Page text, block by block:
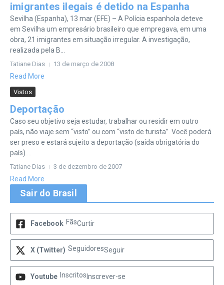
imigrantes ilegais é detido na Espanha
Sevilha (Espanha), 13 mar (EFE) – A Polícia espanhola deteve
em Sevilha um empresário brasileiro que empregava, em uma
obra, 21 imigrantes em situação irregular. A investigação,
realizada pela B...
Tatiane Dias 13 de março de 2008
Read More
Vistos
Deportação
Caso seu objetivo seja estudar, trabalhar ou residir em outro
país, não viaje sem “visto” ou com “visto de turista”. Você poderá
ser preso e estará sujeito a deportação (saída obrigatória do
país)....
Tatiane Dias 3 de dezembro de 2007
Read More
Sair do Brasil
Facebook FãsCurtir
X (Twitter) SeguidoresSeguir
Youtube Inscritos Inscrever-se